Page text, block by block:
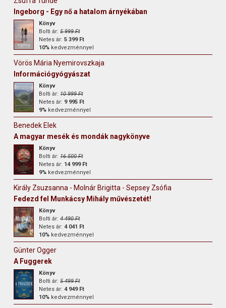
Ingeborg - Egy nő a hatalom árnyékában
Könyv
Bolti ár:5 999 Ft
Netes ár:5 399 Ft
10% kedvezménnyel
Vörös Mária Nyemirovszkaja
Információgyógyászat
Könyv
Bolti ár:10 999 Ft
Netes ár: 9 995 Ft
9% kedvezménnyel
Benedek Elek
A magyar mesék és mondák nagykönyve
Könyv
Bolti ár:16 500 Ft
Netes ár: 14 999 Ft
9% kedvezménnyel
Király Zsuzsanna - Molnár Brigitta - Sepsey Zsófia
Fedezd fel Munkácsy Mihály művészetét!
Könyv
Bolti ár:4 490 Ft
Netes ár:4 041 Ft
10% kedvezménnyel
Günter Ogger
A Fuggerek
Könyv
Bolti ár:5 499 Ft
Netes ár:4 949 Ft
10% kedvezménnyel